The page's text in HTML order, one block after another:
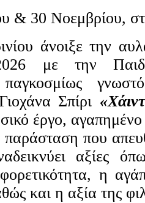
& 30 Νοεμβρίου,
άνοιξε την
με την
Σπίρι
έργο, αγαπημένο
που
αξίες
η
και η αξία της